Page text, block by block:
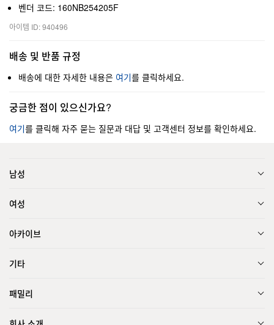
벤더 코드: 160NB254205F
아이템 ID: 940496
배송 및 반품 규정
배송에 대한 자세한 내용은 여기를 클릭하세요.
궁금한 점이 있으신가요?
여기를 클릭해 자주 묻는 질문과 대답 및 고객센터 정보를 확인하세요.
남성
여성
아카이브
기타
패밀리